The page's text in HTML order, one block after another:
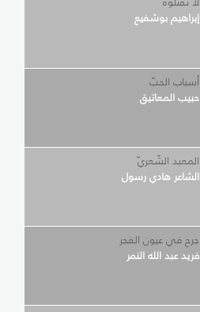
إبراهيم بوشفيع
أسباب الحبّ
حبيب المعاتيق
المعبد الشّعريّ
الشاعر هادي رسول
جرح في عيون الفجر
فريد عبد الله النمر